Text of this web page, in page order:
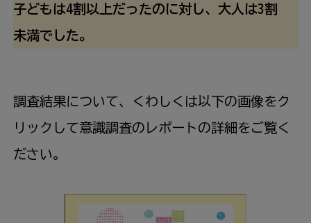
子どもは4割 以上だったのに対し、 大人 は3割
未満でした。
調査結果について、くわしくは 以下の画像をク
リックして意識調査のレポートの詳細 をご覧く
ださい。